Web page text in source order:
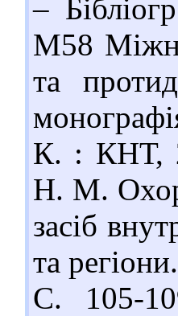
–
М58
та
К. : КНТ,
Н. М.
засіб
та
С. 105-